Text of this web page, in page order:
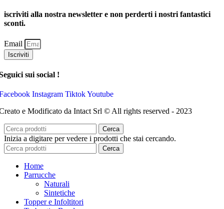
iscriviti alla nostra newsletter e non perderti i nostri fantastici
sconti.
Email
Iscriviti
sui social !
Instagram TiktokYoutube
e Modificato da Intact Srl © All rights reserved - 2023
Cerca
Inizia a digitare per vedere i prodotti che stai cercando.
Cerca
Home
Parrucche
Naturali
Sintetiche
Topper e Infoltitori